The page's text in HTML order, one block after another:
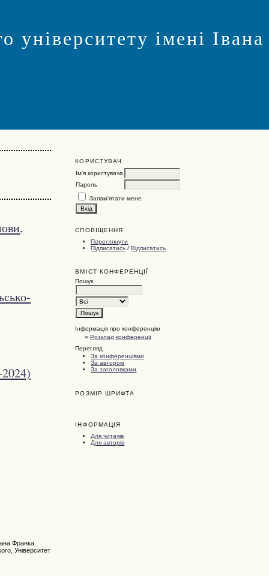
університету імені Івана
КОРИСТУВАЧ
Ім'я користувача
Пароль
Запам'ятати мене
СПОВІЩЕННЯ
Переглянути
Підписатись /Відписатись
ВМІСТ КОНФЕРЕНЦІЇ
Пошук
Інформація про конференцію
»Розклад конференції
Перегляд
За конференціями
За автором
За заголовками
РОЗМІР ШРИФТА
ІНФОРМАЦІЯ
Для читачів
Для авторів
Франка.
Університет